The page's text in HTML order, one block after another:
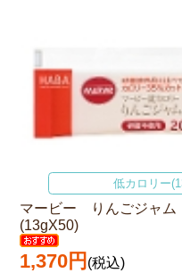
低カロリー
マービー りんごジャ
(13gX50)
1,370円 (税込)